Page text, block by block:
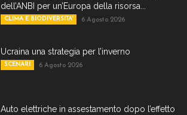
dell’ANBI per un’Europa della risorsa...
CLIMA E BIODIVERSITA' 6 Agosto 2026
Ucraina una strategia per l’inverno
SCENARI 6 Agosto 2026
Auto elettriche in assestamento dopo l’effetto